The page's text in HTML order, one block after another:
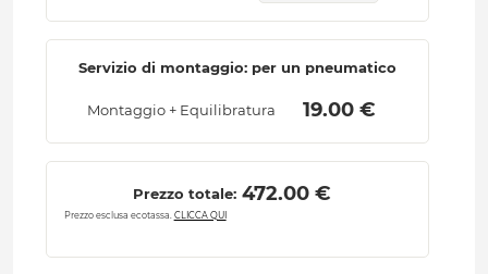
Servizio di montaggio: per un pneumatico
Montaggio + Equilibratura 19.00 €
Prezzo totale: 472.00 €
Prezzo esclusa ecotassa. CLICCA QUI